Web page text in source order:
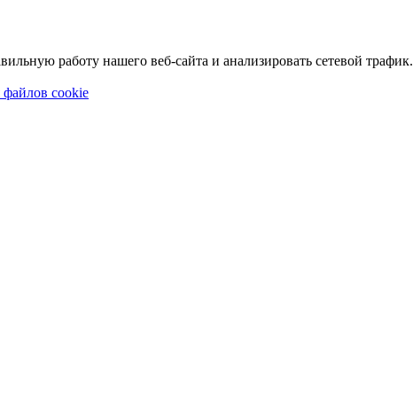
работу нашего веб-сайта и анализировать сетевой трафик.
файлов cookie